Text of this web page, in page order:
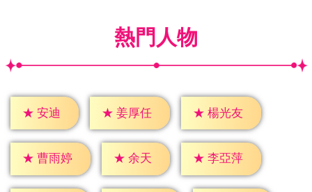
熱門人物
★ 安迪 ★ 姜厚任 ★ 楊光友
★ 曹雨婷 ★ 余天 ★ 李亞萍